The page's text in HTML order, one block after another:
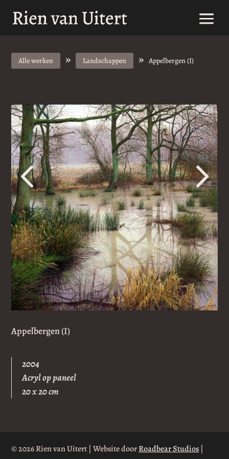
Alle werken » Landschappen » Appelbergen (I)
5
4
Appelbergen (I)
2004
Acryl op paneel
20 x 20 cm
© 2026 Rien van Uitert | Website doorRoadbear Studios |